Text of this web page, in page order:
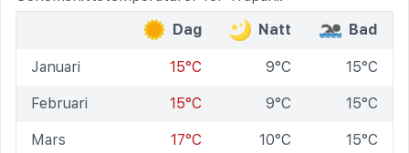
Dag
Natt Bad
Januari 15°C 9°C 15°C
Februari 15°C 9°C 15°C
Mars 17°C 10°C 15°C